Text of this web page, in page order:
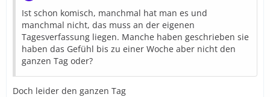
Ist schon komisch, manchmal hat man es und
manchmal nicht, das muss an der eigenen
Tagesverfassung liegen. Manche haben geschrieben sie
haben das Gefühl bis zu einer Woche aber nicht den
ganzen Tag oder?
Doch leider den ganzen Tag